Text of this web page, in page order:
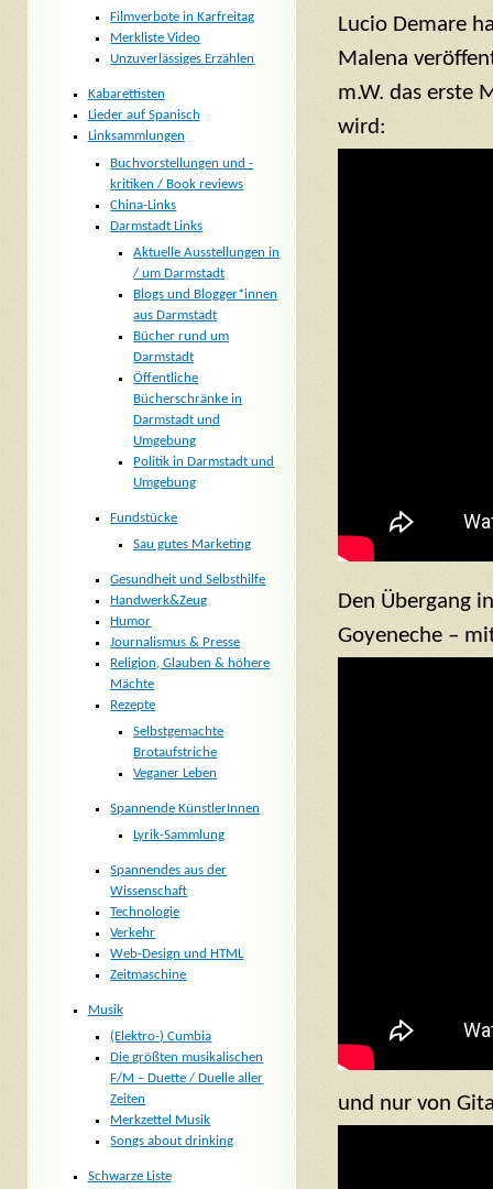
Lucio Demare
Malena
m.W. das erste
wird:
Den Übergang
Goyeneche –
und nur von
Filmverbote in Karfreitag
Merkliste Video
Unzuverlässiges Erzählen
Kabarettisten
Lieder auf Spanisch
Linksammlungen
Buchvorstellungen und -
kritiken / Book reviews
China-Links
Darmstadt Links
Aktuelle Ausstellungen in
/ um Darmstadt
Blogs und Blogger*innen
aus Darmstadt
Bücher rund um
Darmstadt
Öffentliche
Bücherschränke in
Darmstadt und
Umgebung
Politik in Darmstadt und
Umgebung
Fundstücke
Sau gutes Marketing
Gesundheit und Selbsthilfe
Handwerk&Zeug
Humor
Journalismus & Presse
Religion, Glauben & höhere
Mächte
Rezepte
Selbstgemachte
Brotaufstriche
Veganer Leben
Spannende KünstlerInnen
Lyrik-Sammlung
Spannendes aus der
Wissenschaft
Technologie
Verkehr
Web-Design und HTML
Zeitmaschine
Musik
(Elektro-) Cumbia
Die größten musikalischen
F/M – Duette / Duelle aller
Zeiten
Merkzettel Musik
Songs about drinking
Schwarze Liste